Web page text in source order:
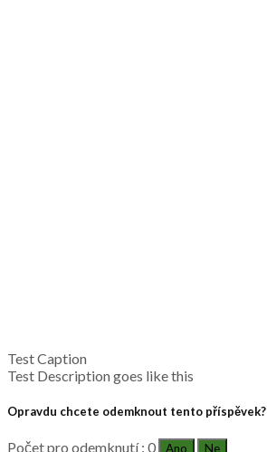
Test Caption
Test Description goes like this
Opravdu chcete odemknout tento příspěvek?
Počet pro odemknutí : 0 Ano Ne